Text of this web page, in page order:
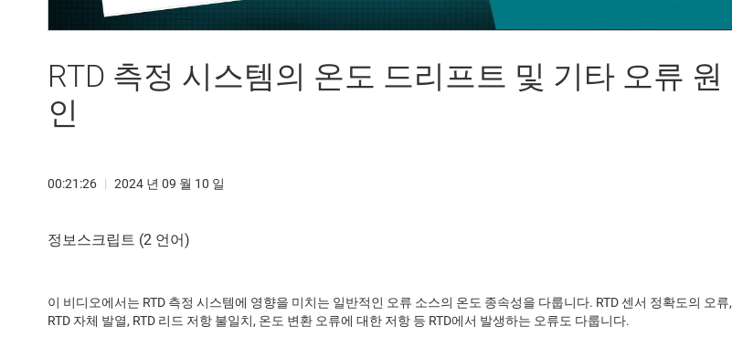
RTD 측정 시스템의 온도 드리프트 및 기타 오류 원
인
00:21:26 | 2024 년 09 월 10 일
이 비디오에서는 RTD 측정 시스템에 영향을 미치는 일반적인 오류 소스의 온도 종속성을 다룹니다. RTD 센서 정확도의 오류,
RTD 자체 발열, RTD 리드 저항 불일치, 온도 변환 오류에 대한 저항 등 RTD에서 발생하는 오류도 다룹니다.